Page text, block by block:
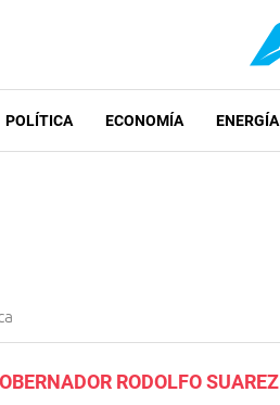
POLÍTICA ECONOMÍA ENERGÍA
RODOLFO SUAREZ